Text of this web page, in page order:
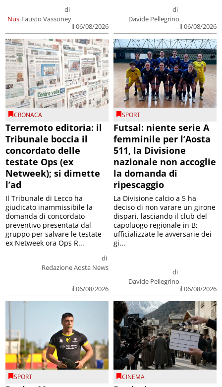
Nus
di
Fausto Vassoney
il 06/08/2026
di
Davide Pellegrino
il 06/08/2026
CRONACA
Terremoto editoria: il
Tribunale boccia il
concordato delle
testate Ops (ex
Netweek); si dimette
l’ad
di
Redazione Aosta News
il 06/08/2026
Il Tribunale di Lecco ha
giudicato inammissibile la
domanda di concordato
preventivo presentata dal
gruppo per salvare le testate
ex Netweek ora Ops R...
SPORT
Futsal: niente serie A
femminile per l’Aosta
511, la Divisione
nazionale non accoglie
la domanda di
ripescaggio
di
Davide Pellegrino
il 06/08/2026
La Divisione calcio a 5 ha
deciso di non varare un girone
dispari, lasciando il club del
capoluogo regionale in B;
ufficializzate le avversarie dei
gi...
SPORT CINEMA